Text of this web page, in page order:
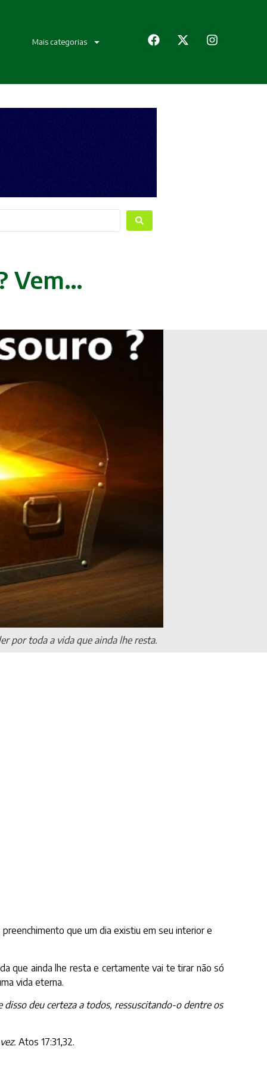
Mais categorias
Vem…
por toda a vida que ainda lhe resta.
que um dia existiu em seu interior e
que ainda lhe resta e certamente vai te tirar não só
vida eterna.
deu certeza a todos, ressuscitando-o dentre os
Atos 17:31,32.